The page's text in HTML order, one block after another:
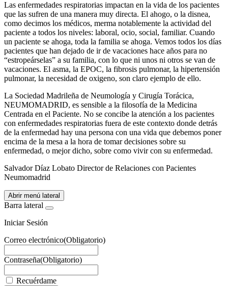
Las enfermedades respiratorias impactan en la vida de los pacientes
que las sufren de una manera muy directa. El ahogo, o la disnea,
como decimos los médicos, merma notablemente la actividad del
paciente a todos los niveles: laboral, ocio, social, familiar. Cuando
un paciente se ahoga, toda la familia se ahoga. Vemos todos los días
pacientes que han dejado de ir de vacaciones hace años para no
“estropeárselas” a su familia, con lo que ni unos ni otros se van de
vacaciones. El asma, la EPOC, la fibrosis pulmonar, la hipertensión
pulmonar, la necesidad de oxigeno, son claro ejemplo de ello.
La Sociedad Madrileña de Neumología y Cirugía Torácica,
NEUMOMADRID, es sensible a la filosofía de la Medicina
Centrada en el Paciente. No se concibe la atención a los pacientes
con enfermedades respiratorias fuera de este contexto donde detrás
de la enfermedad hay una persona con una vida que debemos poner
encima de la mesa a la hora de tomar decisiones sobre su
enfermedad, o mejor dicho, sobre como vivir con su enfermedad.
Salvador Díaz Lobato Director de Relaciones con Pacientes
Neumomadrid
Abrir menú lateral
Barra lateral
Iniciar Sesión
Correo electrónico(Obligatorio)
Contraseña(Obligatorio)
Recuérdame